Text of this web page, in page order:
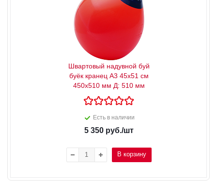
Швартовый надувной буй
буёк кранец А3 45x51 см
450x510 мм Д: 510 мм
Есть в наличии
5 350руб./шт
В корзину